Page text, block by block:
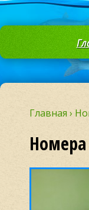
Главная›
Номера